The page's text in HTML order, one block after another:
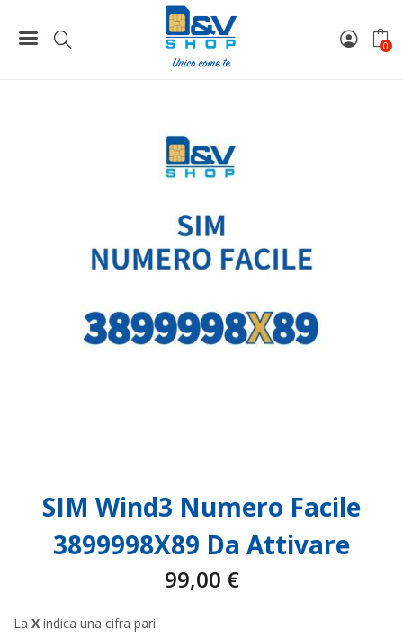
0
SIM Wind3 Numero Facile 3899998X89 Da Attivare
SIM Wind3 Numero Facile
3899998X89 Da Attivare
99,00 €
La X indica una cifra pari.